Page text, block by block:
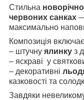
Стильна
червоних санках
максимально
Композиція
– штучну ялинку з
– яскраві у
– декоративні
казковості та
Завдяки